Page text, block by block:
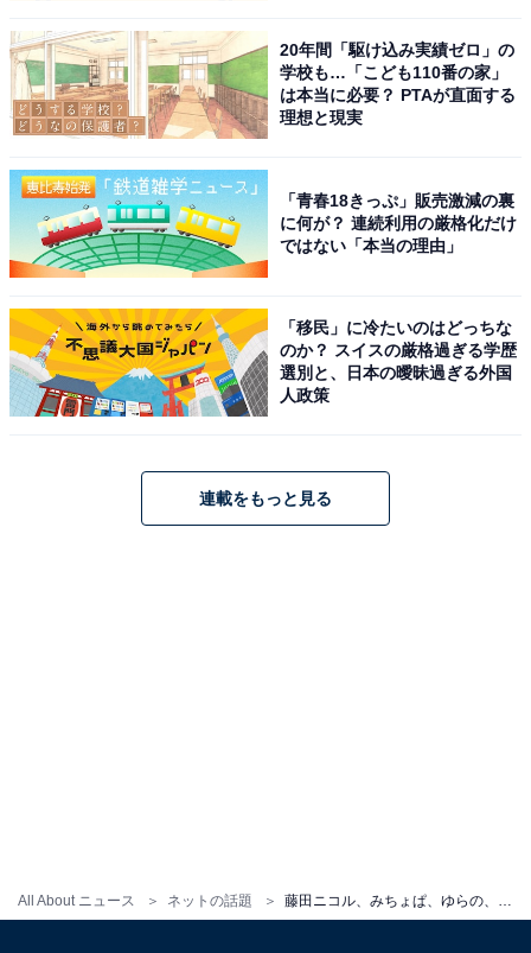
All About ニュース ネットの話題 藤田ニコル、みちょぱ、ゆらの、懐かしの『ふたりはプリキュア』コスプレ姿に！ 「激かわいいんだけど」
20年間「駆け込み実績ゼロ」の
学校も…「こども110番の家」
は本当に必要？ PTAが直面する
理想と現実
「青春18きっぷ」販売激減の裏
に何が？ 連続利用の厳格化だけ
ではない「本当の理由」
「移民」に冷たいのはどっちな
のか？ スイスの厳格過ぎる学歴
選別と、日本の曖昧過ぎる外国
人政策
連載をもっと見る